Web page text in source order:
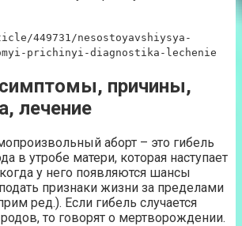
449731/nesostoyavshiysya-
prichinyi-diagnostika-lechenie
причины,
лечение
аборт – это гибель
в утробе матери, которая наступает
у него появляются шансы
признаки жизни за пределами
ред.). Если гибель случается
то говорят о мертворождении.